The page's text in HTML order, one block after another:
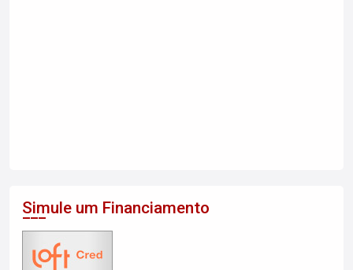
Simule um Financiamento